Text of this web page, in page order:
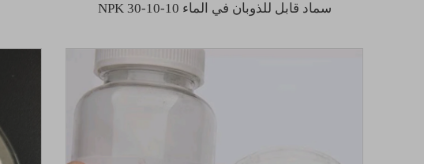
سماد قابل للذوبان في الماء NPK 30-10-10